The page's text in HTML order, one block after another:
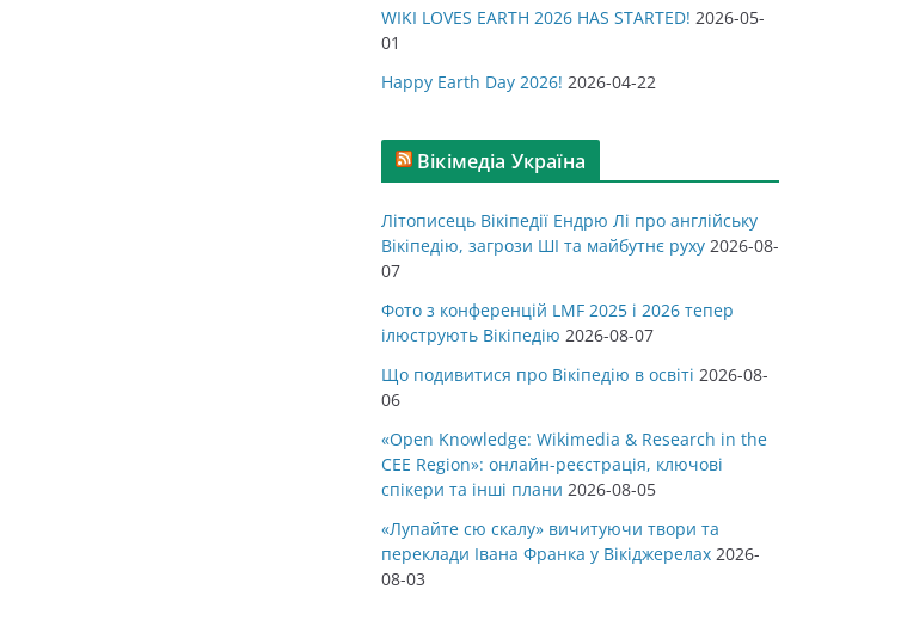
WIKI LOVES EARTH 2026 HAS STARTED! 2026-05-
01
Happy Earth Day 2026! 2026-04-22
Вікімедіа Україна
Літописець Вікіпедії Ендрю Лі про англійську
Вікіпедію, загрози ШІ та майбутнє руху 2026-08-
07
Фото з конференцій LMF 2025 і 2026 тепер
ілюструють Вікіпедію 2026-08-07
Що подивитися про Вікіпедію в освіті 2026-08-
06
«Open Knowledge: Wikimedia & Research in the
CEE Region»: онлайн-реєстрація, ключові
спікери та інші плани 2026-08-05
«Лупайте сю скалу» вичитуючи твори та
переклади Івана Франка у Вікіджерелах 2026-
08-03